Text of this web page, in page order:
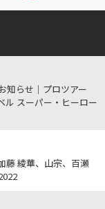
知らせ｜プロツアー
ル スーパー・ヒーロー
藤 綾華、山宗、百瀬